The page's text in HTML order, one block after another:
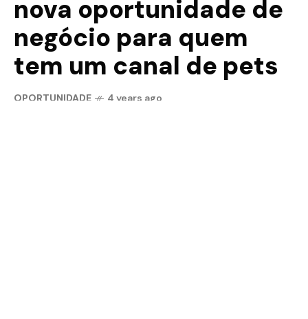
nova oportunidade de
negócio para quem
tem um canal de pets
OPORTUNIDADE 4 years ago